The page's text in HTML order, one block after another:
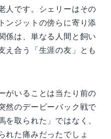
人です。シェリーはその
ンジットの傍らに寄り添
係は、単なる人間と飼い
え合う「生涯の友」とも
がいることは当たり前の
然のデービーバック戦で
を取られた」ではなく、
れた痛みだったでしょ